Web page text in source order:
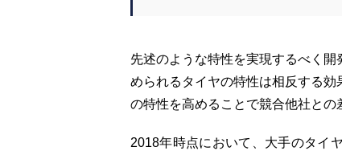
先述のような特性を実現するべく
められるタイヤの特性は相反する
の特性を高めることで競合他社との
2018年時点において、大手のタイ